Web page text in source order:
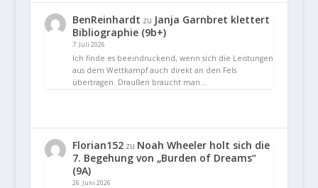
BenReinhardt zu Janja Garnbret klettert
Bibliographie (9b+)
7. Juli 2026
Ich finde es beeindruckend, wenn sich die Leistungen
aus dem Wettkampf auch direkt an den Fels
übertragen. Draußen braucht man…
Florian152zu Noah Wheeler holt sich die
7. Begehung von „Burden of Dreams“
(9A)
26. Juni 2026